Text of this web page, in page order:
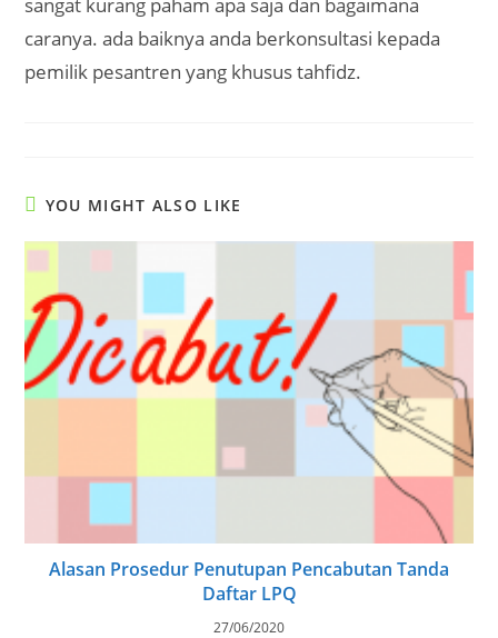
caranya. ada baiknya anda berkonsultasi kepada
pemilik pesantren yang khusus tahfidz.
YOU MIGHT ALSO LIKE
Alasan Prosedur Penutupan Pencabutan Tanda
Daftar LPQ
27/06/2020